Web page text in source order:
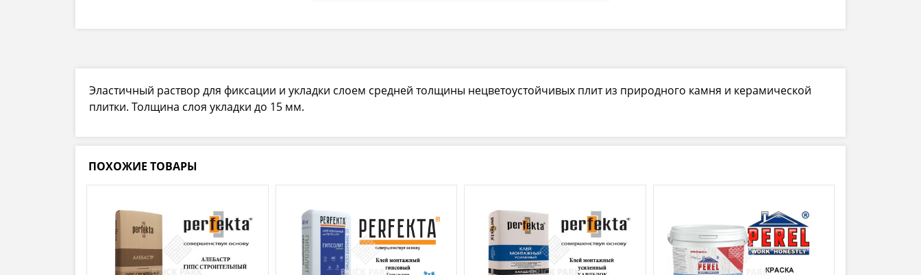
Эластичный раствор для фиксации и укладки слоем средней толщины нецветоустойчивых плит из природного камня и керамической
плитки. Толщина слоя укладки до 15 мм.
ПОХОЖИЕ ТОВАРЫ